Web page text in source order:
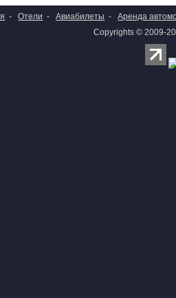
- Отели - Авиабилеты -
Аренда
Copyrights © 2009-